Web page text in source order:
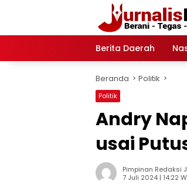
Berita Daerah
Beranda Politik
Politik
Andry
usai
Pimpinan Redaksi
7 Juli 2024 | 14:22